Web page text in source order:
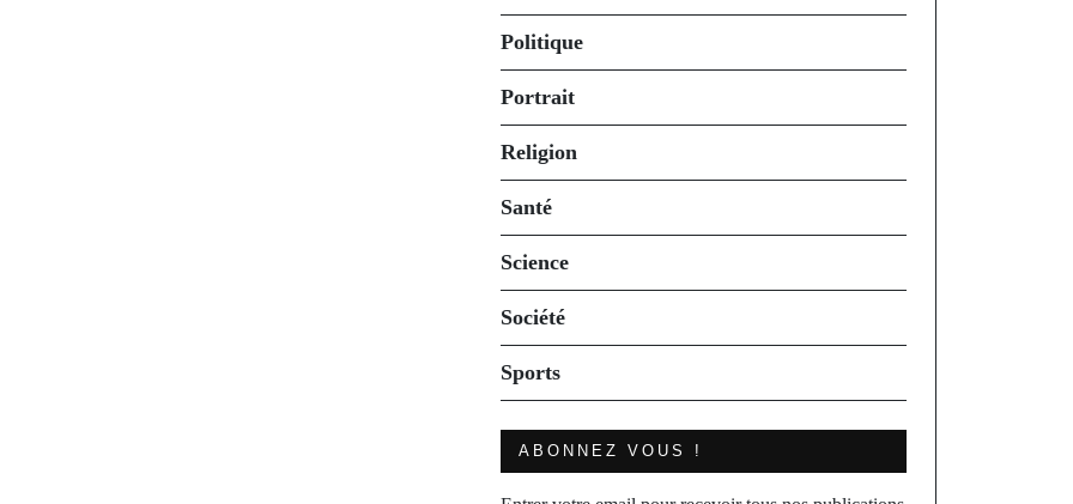
Politique
Portrait
Religion
Santé
Science
Société
Sports
ABONNEZ VOUS !